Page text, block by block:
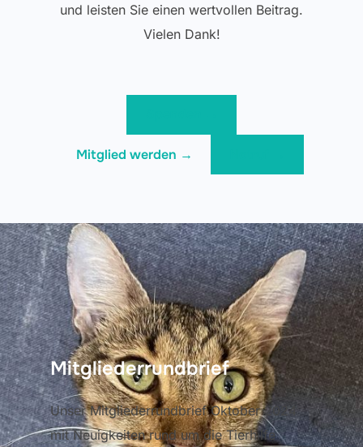
und leisten Sie einen wertvollen Beitrag.
Vielen Dank!
Mitglied werden →
Mitgliederrundbrief
Unser Mitgliederrundbrief Oktober 2024
mit Neuigkeiten rund um die Tierhilfe